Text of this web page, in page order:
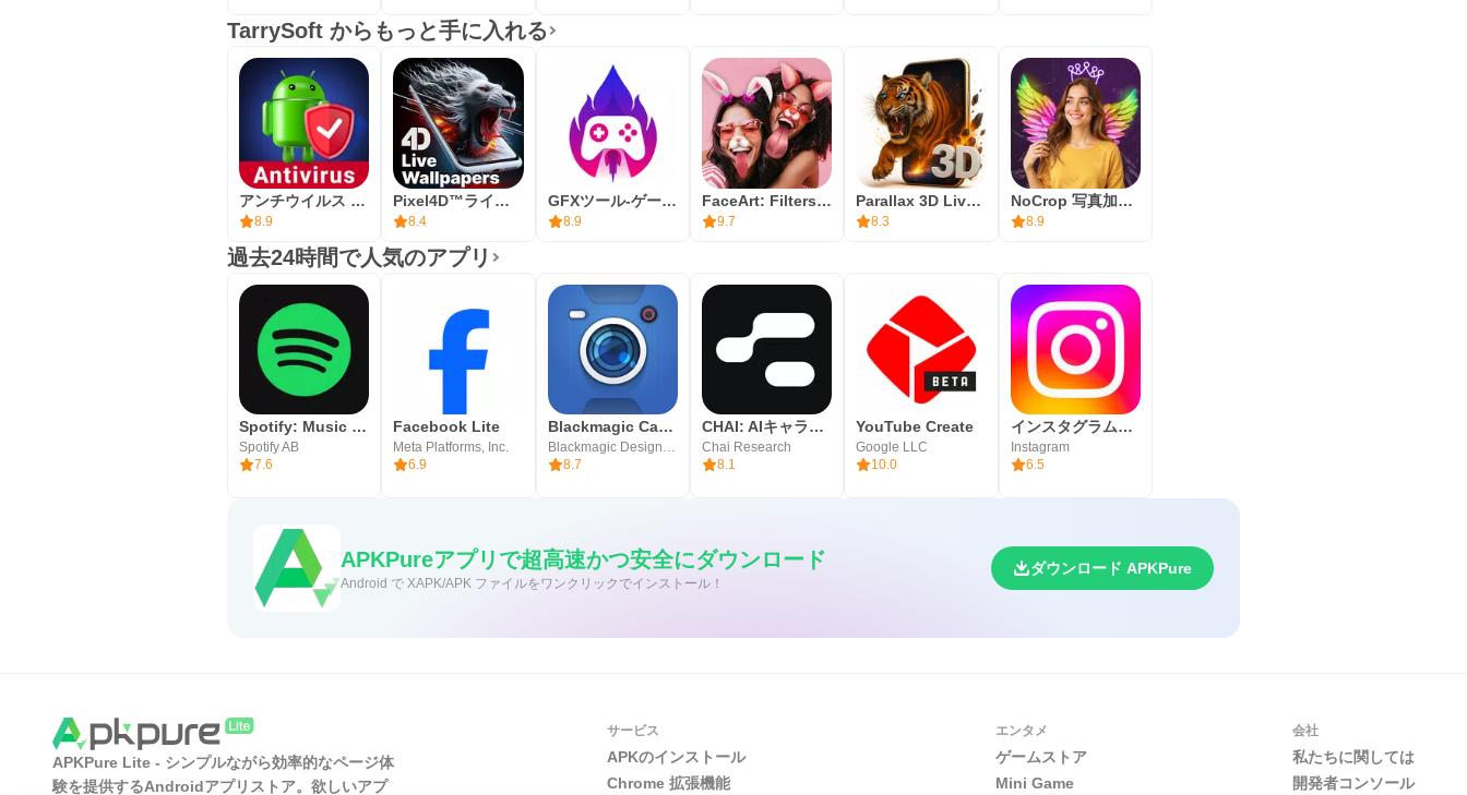
TarrySoft からもっと手に入れる
アンチウイルス － クリーナー・ブースター・VPN
8.9
Pixel4D™ライブ壁紙
8.4
GFXツール-ゲームランチャー＆オプティマイザー
8.9
FaceArt: Filters for Pictures
9.7
Parallax 3D Live Wallpapers
8.3
NoCrop 写真加工アプリ, 写真 エフェクト, ぼかし
8.9
過去24時間で人気のアプリ
Spotify: Music and Podcasts
Spotify AB
7.6
Facebook Lite
Meta Platforms, Inc.
6.9
Blackmagic Camera
Blackmagic Design Inc.
8.7
CHAI: AIキャラ・あなたの推しとロールプレイチャット
Chai Research
8.1
YouTube Create
Google LLC
10.0
インスタグラム（Instagram）
Instagram
6.5
APKPureアプリで超高速かつ安全にダウンロード
Android で XAPK/APK ファイルをワンクリックでインストール！
ダウンロード APKPure
APKPure Lite - シンプルながら効率的なページ体
験を提供するAndroidアプリストア。欲しいアプ
サービス
APKのインストール
Chrome 拡張機能
エンタメ
ゲームストア
Mini Game
会社
私たちに関しては
開発者コンソール